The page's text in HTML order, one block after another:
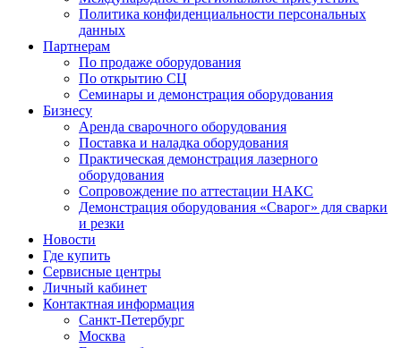
Политика конфиденциальности персональных
данных
Партнерам
По продаже оборудования
По открытию СЦ
Семинары и демонстрация оборудования
Бизнесу
Аренда сварочного оборудования
Поставка и наладка оборудования
Практическая демонстрация лазерного
оборудования
Сопровождение по аттестации НАКС
Демонстрация оборудования «Сварог» для сварки
и резки
Новости
Где купить
Сервисные центры
Личный кабинет
Контактная информация
Санкт-Петербург
Москва